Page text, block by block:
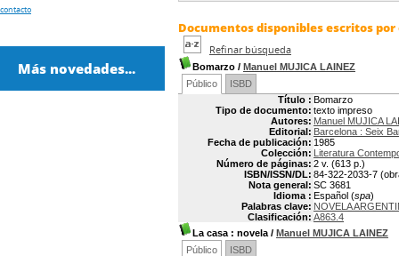
Documentos disponibles escritos
Refinar búsqueda
Bomarzo / Manuel MUJICA LAINEZ
Público
ISBD
Título : Bomarzo
Tipo de documento: texto impreso
Autores: Manuel MUJICA
Editorial: Barcelona : Seix
Fecha de publicación: 1985
Colección: Literatura
Número de páginas: 2 v. (613 p.)
ISBN/ISSN/DL: 84-322-2033-7
Nota general: SC 3681
Idioma : Español (spa)
Palabras clave: NOVELA
Clasificación: A863.4
La casa : novela / Manuel MUJICA LAINEZ
Público
ISBD
contacto
Más novedades...